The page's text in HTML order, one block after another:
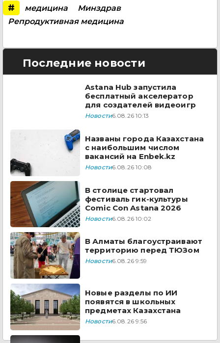
# медицина
Минздрав
Репродуктивная медицина
Последние новости
Astana Hub запустила
бесплатный акселератор
для создателей видеоигр
Новости6.08.26 10:13
Названы города Казахстана
с наибольшим числом
вакансий на Enbek.kz
Новости6.08.26 10:08
В столице стартовал
фестиваль гик-культуры
Comic Con Astana 2026
Новости6.08.26 10:02
В Алматы благоустраивают
территорию перед ТЮЗом
Новости6.08.26 9:59
Новые разделы по ИИ
появятся в школьных
предметах Казахстана
Новости6.08.26 9:56